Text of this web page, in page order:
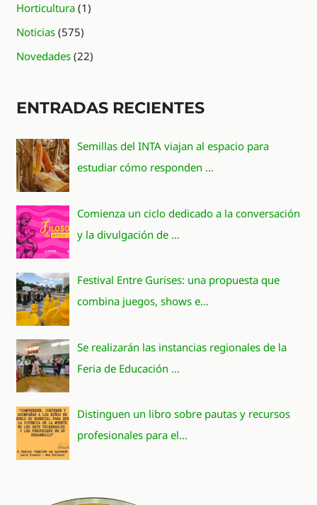
Horticultura (1)
Noticias (575)
Novedades (22)
ENTRADAS RECIENTES
Semillas del INTA viajan al espacio para
estudiar cómo responden …
Comienza un ciclo dedicado a la conversación
y la divulgación de …
Festival Entre Gurises: una propuesta que
combina juegos, shows e…
Se realizarán las instancias regionales de la
Feria de Educación …
Distinguen un libro sobre pautas y recursos
profesionales para el…